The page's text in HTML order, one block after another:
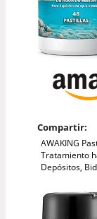
Compartir:
AWAKING
Tratamiento
Depósitos,